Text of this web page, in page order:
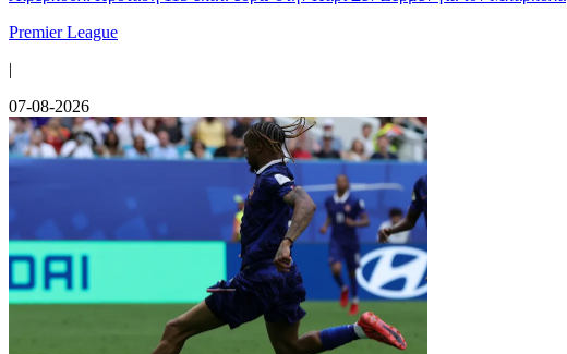
Premier League
|
07-08-2026